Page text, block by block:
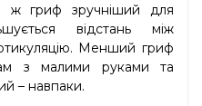
ж гриф зручніший для
відстань між
Менший гриф
з малими руками та
– навпаки.